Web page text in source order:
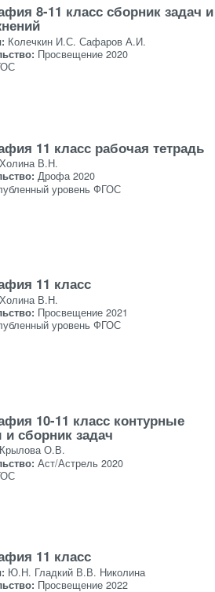
8-11 класс сборник задач и
Колечкин И.С. Сафаров А.И.
Просвещение 2020
11 класс рабочая тетрадь
Холина В.Н.
Дрофа 2020
уровень ФГОС
11 класс
Холина В.Н.
Просвещение 2021
уровень ФГОС
10-11 класс контурные
и сборник задач
Крылова О.В.
Аст/Астрель 2020
11 класс
Ю.Н. Гладкий В.В. Николина
Просвещение 2022